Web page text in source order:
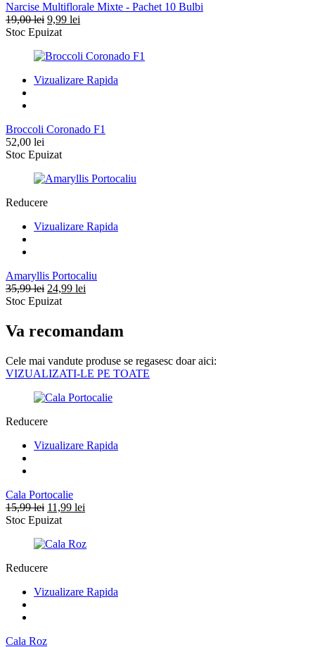
Narcise Multiflorale Mixte - Pachet 10 Bulbi
19,00lei Prețul
inițial
fost:
9,99 lei
9,99 lei.
Stoc Epuizat
Vizualizare Rapida
Broccoli Coronado F1
52,00 lei
Stoc Epuizat
Reducere
Vizualizare Rapida
Amaryllis Portocaliu
35,99lei Prețul
inițial
35,99 lei.
24,99 lei
24,99 lei.
Stoc Epuizat
Va recomandam
Cele mai vandute produse se regasesc doar aici:
VIZUALIZATI-LE PE TOATE
Reducere
Vizualizare Rapida
Cala Portocalie
15,99lei Prețul
inițial
fost:
11,99 lei
11,99 lei.
Stoc Epuizat
Reducere
Vizualizare Rapida
Cala Roz